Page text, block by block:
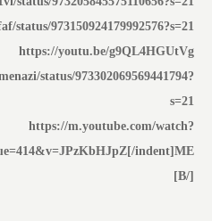
status/973302069569441794?
s=21
‏https://m.youtube.com/watch?
indent]ME
[
/B]